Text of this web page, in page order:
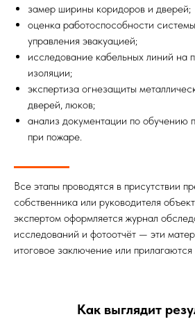
замер ширины коридоров и дверей;
оценка работоспособности
управления эвакуацией;
исследование кабельных линий на
изоляции;
экспертиза огнезащиты
дверей, люков;
анализ документации по обучению
при пожаре.
Все этапы проводятся в присутствии
собственника или руководителя
экспертом оформляется журнал
исследований и фотоотчёт — эти
итоговое заключение или
Как выглядит